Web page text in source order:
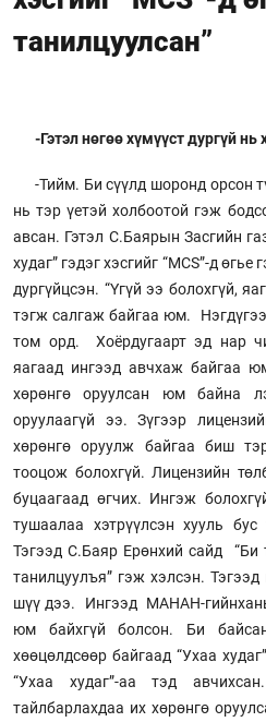
танилцуулсан”
-Гэтэл нөгөө хүмүүст дургүй нь
-Тийм. Би сүүлд шоронд орсон
нь тэр үетэй холбоотой гэж
авсан. Гэтэл С.Баярын Засгийн
худаг” гэдэг хэсгийг “MCS”-д
дургүйцсэн. “Үгүй ээ болохгүй,
тэгж салгаж байгаа юм.
том орд. Хоёрдугаарт эд нар
яагаад ингээд авчхаж байгаа
хөрөнгө оруулсан юм байна
оруулаагүй ээ. Зүгээр
хөрөнгө оруулж байгаа биш
тооцож болохгүй. Лицензийн
буцаагаад өгчих. Ингэж
тушаалаа хэтрүүлсэн хууль
Тэгээд С.Баяр Ерөнхий сайд “Би
танилцуулъя” гэж хэлсэн.
шүү дээ. Ингээд МАНАН-
юм байхгүй болсон. Би
хөөцөлдсөөр байгаад “Ухаа
“Ухаа худаг”-аа тэд
тайлбарлахдаа их хөрөнгө